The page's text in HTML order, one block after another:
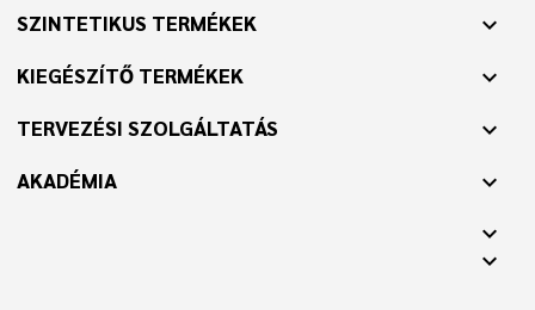
SZINTETIKUS TERMÉKEK expand_more
KIEGÉSZÍTŐ TERMÉKEK expand_more
TERVEZÉSI SZOLGÁLTATÁS expand_more
AKADÉMIA
expand_more
expand_more
expand_more